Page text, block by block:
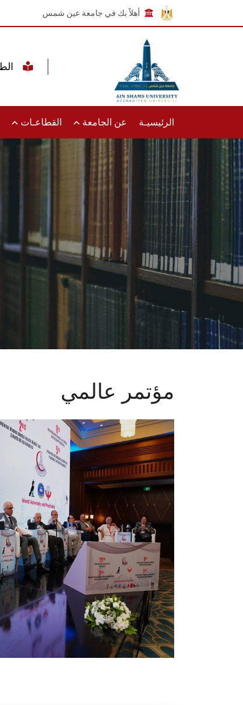
أهلاً بك في جامعة عين شمس
الرئيسيـة عن الجامعة القطاعـات
مؤتمر عالمي